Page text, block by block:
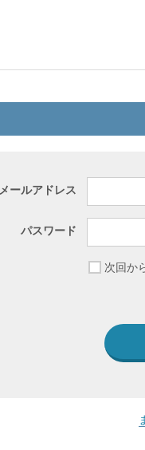
メールアドレス
パスワード
次回か